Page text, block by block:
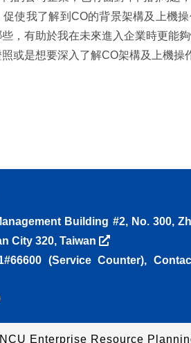
使我了解到CO的背景架構及上機
，有助於我在未來進入企業時更能夠
或是想要深入了解CO架構及上機操
Building #2, No. 300,
City 320, Taiwan
(Service Counter),
Enterprise Resource